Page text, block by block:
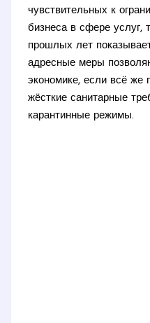
чувствительных к
бизнеса в сфере услуг,
прошлых лет
адресные меры
экономике, если всё же
жёсткие санитарные
карантинные режимы.